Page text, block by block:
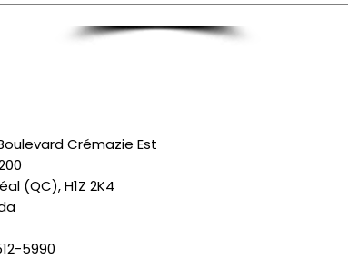
Crémazie Est
(QC), H1Z 2K4
5990